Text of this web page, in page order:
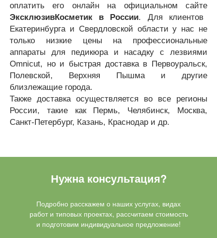
оплатить его онлайн на официальном сайте
ЭксклюзивКосметик в России. Для клиентов
Екатеринбурга и Свердловской области у нас не
только низкие цены на профессиональные
аппараты для педикюра и насадку с лезвиями
Omnicut, но и быстрая доставка в Первоуральск,
Полевской, Верхняя Пышма и другие
близлежащие города.
Также доставка осуществляется во все регионы
России, такие как Пермь, Челябинск, Москва,
Санкт-Петербург, Казань, Краснодар и др.
Нужна консультация?
Подробно расскажем о наших услугах, видах
работ и типовых проектах, рассчитаем стоимость
и подготовим индивидуальное предложение!